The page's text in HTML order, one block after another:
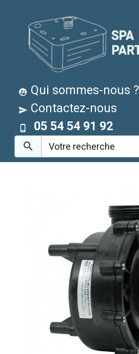
Qui sommes-nous ?
Contactez-nous
05 54 54 91 92